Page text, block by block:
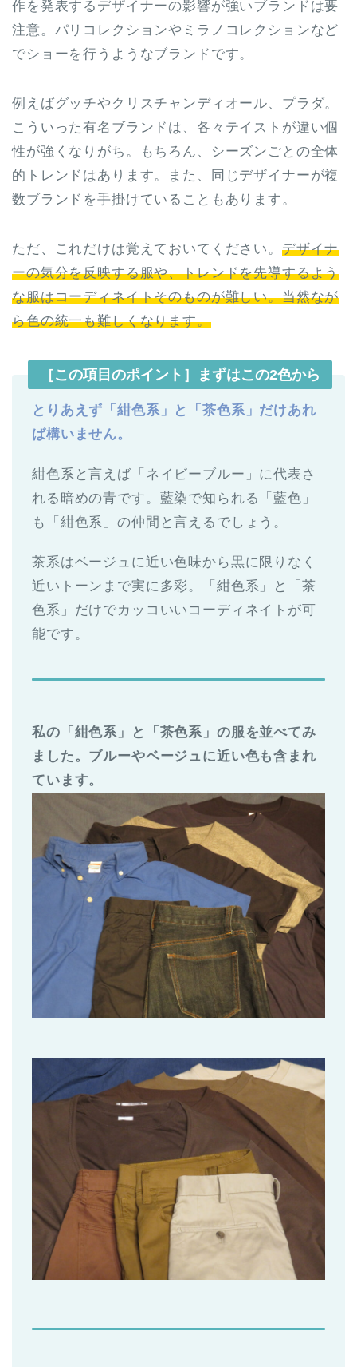
作を発表するデザイナーの影響が強いブランドは要
注意。パリコレクションやミラノコレクションなど
でショーを行うようなブランドです。
例えばグッチやクリスチャンディオール、プラダ。
こういった有名ブランドは、各々テイストが違い個
性が強くなりがち。もちろん、シーズンごとの全体
的トレンドはあります。また、同じデザイナーが複
数ブランドを手掛けていることもあります。
ただ、これだけは覚えておいてください。 デザイナ
ーの気分を反映する服や、トレンドを先導するよう
な服はコーディネイトそのものが難しい。当然なが
ら色の統一も難しくなります。
［この項目のポイント］まずはこの2色から
とりあえず「紺色系」と「茶色系」だけあれ
ば構いません。
紺色系と言えば「ネイビーブルー」に代表さ
れる暗めの青です。藍染で知られる「藍色」
も「紺色系」の仲間と言えるでしょう。
茶系はベージュに近い色味から黒に限りなく
近いトーンまで実に多彩。「紺色系」と「茶
色系」だけでカッコいいコーディネイトが可
能です。
私の「紺色系」と「茶色系」の服を並べてみ
ました。ブルーやベージュに近い色も含まれ
ています。